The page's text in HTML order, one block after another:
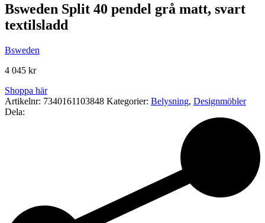
Bsweden Split 40 pendel grå matt, svart
textilsladd
Bsweden
4 045 kr
Shoppa här
Artikelnr: 7340161103848 Kategorier: Belysning, Designmöbler
Dela: